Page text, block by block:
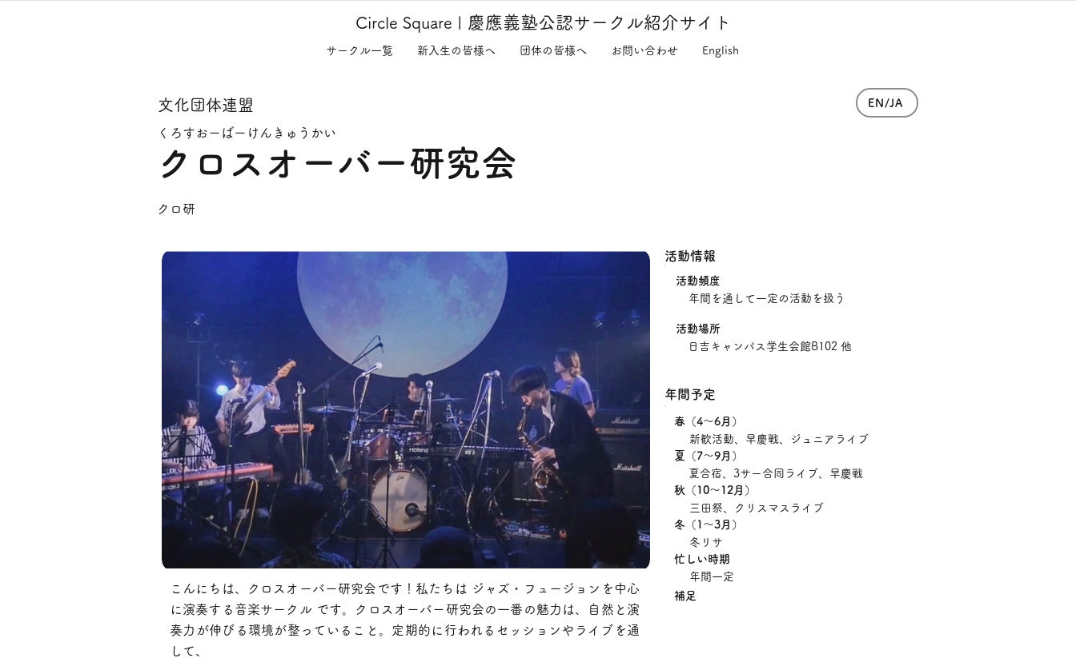
Circle Square 慶應義塾公認サークル紹介サイト
サークル一覧 新入生の皆様へ 団体の皆様へ お問い合わせ English
文化団体連盟 EN/JA
クロスオーバー研究会
くろすおーばーけんきゅうかい
クロ研
こんにちは、クロスオーバー研究会です！私たちは ジャズ・フュージョンを中心
に演奏する音楽サークル です。クロスオーバー研究会の一番の魅力は、自然と演
奏力が伸びる環境が整っていること。定期的に行われるセッションやライブを通
して、
活動情報
​活動頻度
年間を通して一定の活動を扱う
​活動場所
日吉キャンパス学生会館B102 他
年間予定
​春（4〜6月 ）
新歓活動、早慶戦、ジュニアライブ
​夏（7〜9月 ）
夏合宿、3サー合同ライブ、早慶戦
​秋（10〜12月 ）
三田祭、クリスマスライブ
​冬（1〜3月 ）
冬リサ
忙しい時期
年間一定
補足